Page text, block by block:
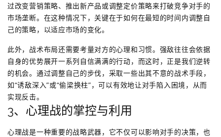
过改变营销策略、推出新产品或调整定价策略来打破竞争对手的
市场垄断。在这种情况下，关键在于如何在最短的时间内调整自
己的策略，以适应市场的变化。
此外，战术布局还需要考量对方的心理和习惯。强敌往往会依据
自身的优势展开一系列自信满满的行动，而这时，正是我们逆转
的机会。通过调整自己的步伐，采取一些出其不意的战术手段，
如“诱敌深入”或“偷梁换柱”，可以有效地让对手陷入困境，从而
实现反击。
3、心理战的掌控与利用
心理战是一种重要的战略武器，它不仅可以影响对手的决策，也